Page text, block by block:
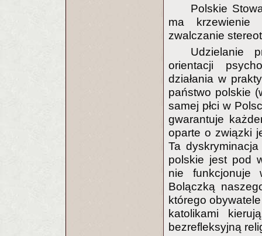
Polskie
ma krzewienie
zwalczanie
Udzielanie
orientacji
działania w
państwo polskie
samej płci w
gwarantuje
oparte o związki
Ta
polskie jest pod
nie funkcjonuje
Bolączką
którego
katolikami
bezrefleksyjną